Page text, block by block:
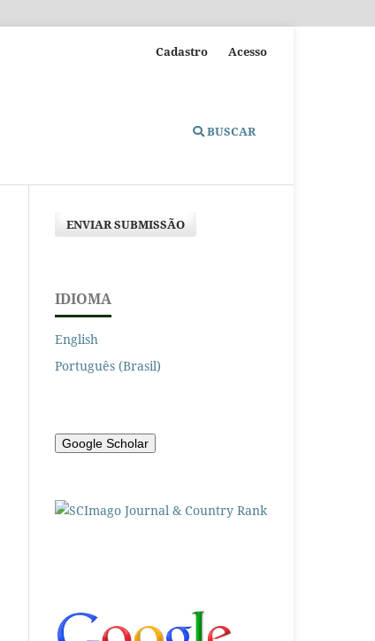
BUSCAR
Cadastro Acesso
ENVIAR SUBMISSÃO
IDIOMA
English
Português (Brasil)
Google Scholar